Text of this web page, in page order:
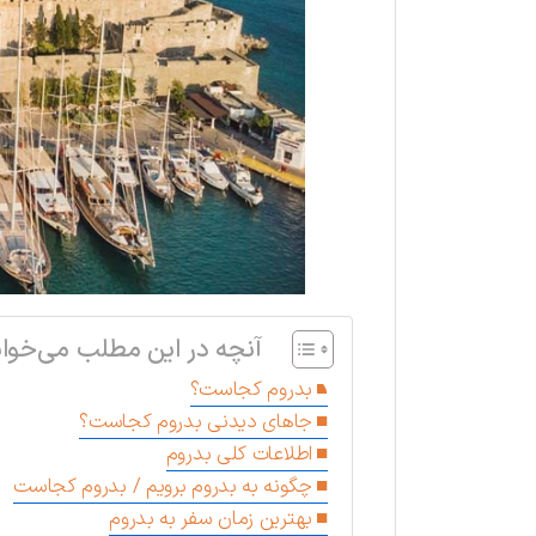
آنچه در این مطلب
بدروم کجاست؟
جاهای دیدنی بدروم کجاست؟
اطلاعات کلی بدروم
چگونه به بدروم برویم / بدروم کجاست
بهترین زمان سفر به بدروم